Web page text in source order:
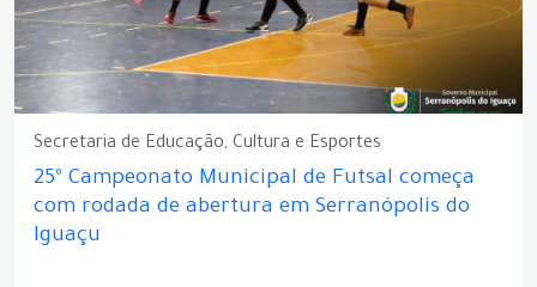
Secretaria de Educação, Cultura e Esportes
25º Campeonato Municipal de Futsal começa
com rodada de abertura em Serranópolis do
Iguaçu